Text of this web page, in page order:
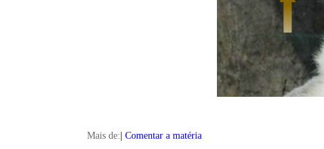
Mais de:| Comentar a matéria